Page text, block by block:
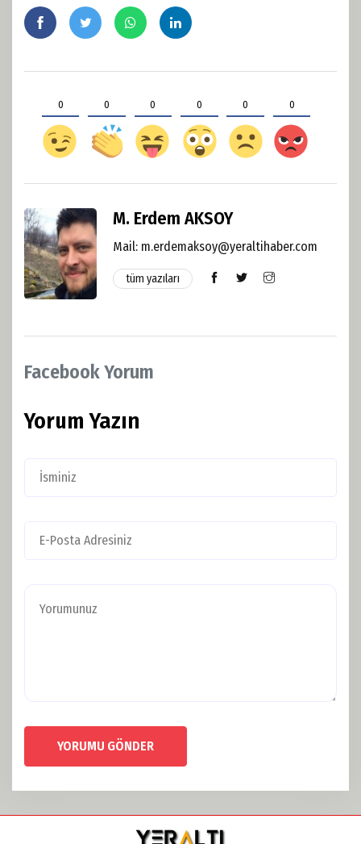
0 0 0 0 0 0
M. Erdem AKSOY
Mail: m.erdemaksoy@yeraltihaber.com
tüm yazıları
Facebook Yorum
Yorum Yazın
YORUMU GÖNDER